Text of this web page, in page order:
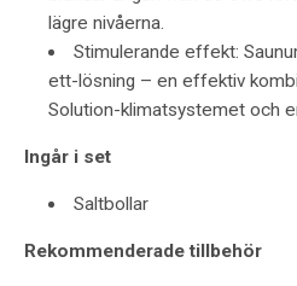
lägre nivåerna.
Stimulerande effekt:
ett-lösning – en effektiv
Solution-klimatsystemet och
Ingår i set
Saltbollar
Rekommenderade tillbehör